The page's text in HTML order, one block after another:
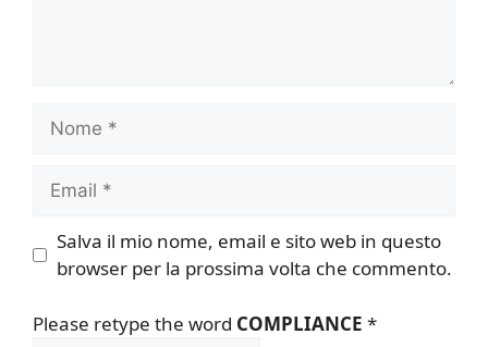
Nome
Email
Salva il mio nome, email e sito web in questo
browser per la prossima volta che commento.
Please retype the word COMPLIANCE *